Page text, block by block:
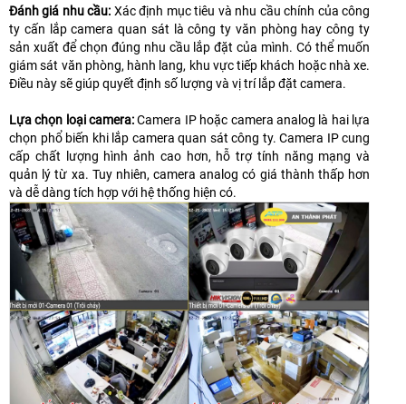
Đánh giá nhu cầu: Xác định mục tiêu và nhu cầu chính của công
ty cấn lắp camera quan sát là công ty văn phòng hay công ty
sản xuất để chọn đúng nhu cầu lắp đặt của mình. Có thể muốn
giám sát văn phòng, hành lang, khu vực tiếp khách hoặc nhà xe.
Điều này sẽ giúp quyết định số lượng và vị trí lắp đặt camera.
Lựa chọn loại camera:Camera IP hoặc camera analog là hai lựa
chọn phổ biến khi lắp camera quan sát công ty. Camera IP cung
cấp chất lượng hình ảnh cao hơn, hỗ trợ tính năng mạng và
quản lý từ xa. Tuy nhiên, camera analog có giá thành thấp hơn
và dễ dàng tích hợp với hệ thống hiện có.